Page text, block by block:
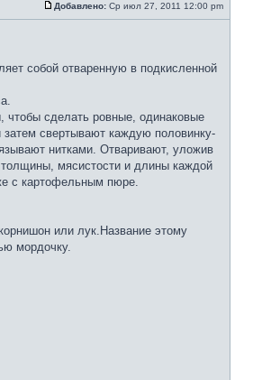
Добавлено: Ср июл 27, 2011 12:00 pm
собой отваренную в подкисленной
чтобы сделать ровные, одинаковые
свертывают каждую половинку-
нитками. Отваривают, уложив
мясистости и длины каждой
с картофельным пюре.
или лук.Название этому
мордочку.